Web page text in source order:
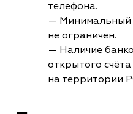
телефона.
— Минимальный
не ограничен.
— Наличие
открытого
на территории